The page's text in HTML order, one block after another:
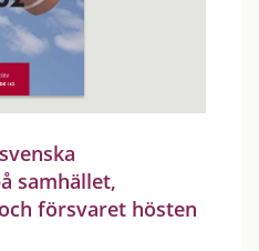
samhället,
försvaret hösten